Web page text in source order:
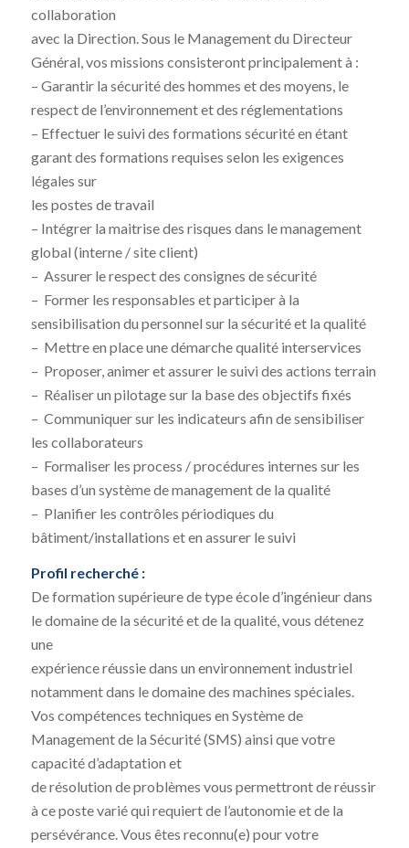
collaboration
avec la Direction. Sous le Management du Directeur
Général, vos missions consisteront principalement à :
– Garantir la sécurité des hommes et des moyens, le
respect de l’environnement et des réglementations
– Effectuer le suivi des formations sécurité en étant
garant des formations requises selon les exigences
légales sur
les postes de travail
– Intégrer la maitrise des risques dans le management
global (interne / site client)
– Assurer le respect des consignes de sécurité
– Former les responsables et participer à la
sensibilisation du personnel sur la sécurité et la qualité
– Mettre en place une démarche qualité interservices
– Proposer, animer et assurer le suivi des actions terrain
– Réaliser un pilotage sur la base des objectifs fixés
– Communiquer sur les indicateurs afin de sensibiliser
les collaborateurs
– Formaliser les process / procédures internes sur les
bases d’un système de management de la qualité
– Planifier les contrôles périodiques du
bâtiment/installations et en assurer le suivi
Profil recherché :
De formation supérieure de type école d’ingénieur dans
le domaine de la sécurité et de la qualité, vous détenez
une
expérience réussie dans un environnement industriel
notamment dans le domaine des machines spéciales.
Vos compétences techniques en Système de
Management de la Sécurité (SMS) ainsi que votre
capacité d’adaptation et
de résolution de problèmes vous permettront de réussir
à ce poste varié qui requiert de l’autonomie et de la
persévérance. Vous êtes reconnu(e) pour votre